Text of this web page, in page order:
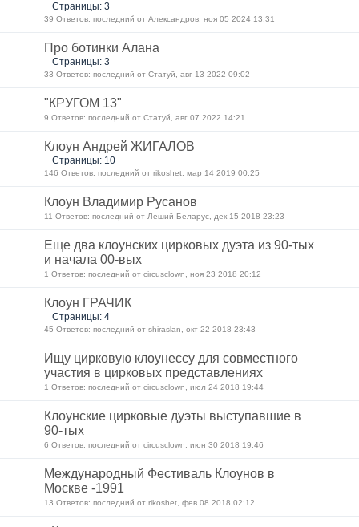
Страницы: 3
39 Ответов: последний от Александров, ноя 05 2024 13:31
Про ботинки Алана
Страницы: 3
33 Ответов: последний от Статуй, авг 13 2022 09:02
"КРУГОМ 13"
9 Ответов: последний от Статуй, авг 07 2022 14:21
Клоун Андрей ЖИГАЛОВ
Страницы: 10
146 Ответов: последний от rikoshet, мар 14 2019 00:25
Клоун Владимир Русанов
11 Ответов: последний от Леший Беларус, дек 15 2018 23:23
Еще два клоунских цирковых дуэта из 90-тых
и начала 00-вых
1 Ответов: последний от circusclown, ноя 23 2018 20:12
Клоун ГРАЧИК
Страницы: 4
45 Ответов: последний от shiraslan, окт 22 2018 23:43
Ищу цирковую клоунессу для совместного
участия в цирковых представлениях
1 Ответов: последний от circusclown, июл 24 2018 19:44
Клоунские цирковые дуэты выступавшие в
90-тых
6 Ответов: последний от circusclown, июн 30 2018 19:46
Международный Фестиваль Клоунов в
Москве -1991
13 Ответов: последний от rikoshet, фев 08 2018 02:12